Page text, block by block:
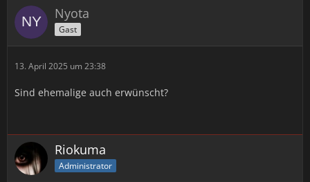
Nyota
Gast
13. April 2025 um 23:38
Sind ehemalige auch erwünscht?
Riokuma
Administrator